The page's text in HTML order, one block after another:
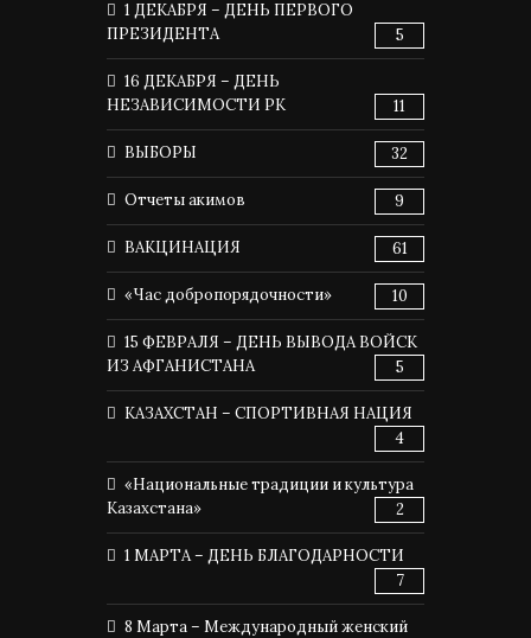
1 ДЕКАБРЯ – ДЕНЬ ПЕРВОГО
ПРЕЗИДЕНТА
5
16 ДЕКАБРЯ – ДЕНЬ
НЕЗАВИСИМОСТИ РК
11
ВЫБОРЫ 32
Отчеты акимов 9
ВАКЦИНАЦИЯ 61
«Час добропорядочности» 10
15 ФЕВРАЛЯ – ДЕНЬ ВЫВОДА ВОЙСК
ИЗ АФГАНИСТАНА
5
КАЗАХСТАН – СПОРТИВНАЯ НАЦИЯ
4
«Национальные традиции и культура
Казахстана»
2
1 МАРТА – ДЕНЬ БЛАГОДАРНОСТИ
7
8 Марта – Международный женский